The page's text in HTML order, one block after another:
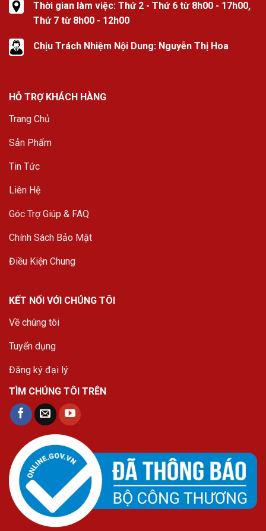
Thời gian làm việc: Thứ 2 - Thứ 6 từ 8h00 - 17h00,
Thứ 7 từ 8h00 - 12h00
Chịu Trách Nhiệm Nội Dung: Nguyễn Thị Hoa
HỖ TRỢ KHÁCH HÀNG
Trang Chủ
Sản Phẩm
Tin Tức
Liên Hệ
Góc Trợ Giúp & FAQ
Chính Sách Bảo Mật
Điều Kiện Chung
KẾT NỐI VỚI CHÚNG TÔI
Về chúng tôi
Tuyển dụng
Đăng ký đại lý
TÌM CHÚNG TÔI TRÊN